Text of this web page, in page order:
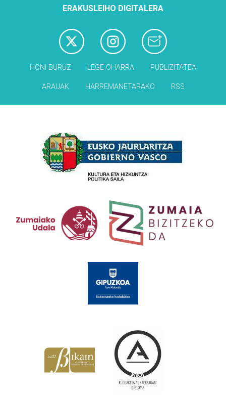
ERAKUSLEIHO DIGITALERA
HONI BURUZ LEGE OHARRA PUBLIZITATEA
ARAUAK HARREMANETARAKO RSS